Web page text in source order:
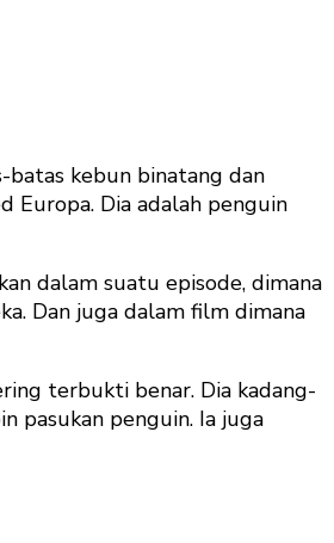
batas kebun binatang dan
Europa. Dia adalah penguin
dalam suatu episode, dimana
Dan juga dalam film dimana
terbukti benar. Dia kadang-
pasukan penguin. Ia juga